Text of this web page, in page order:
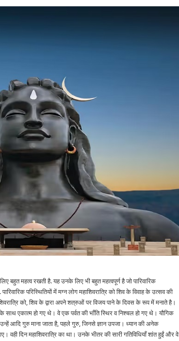
बहुत महत्व रखती है. यह उनके लिए भी बहुत महत्वपूर्ण है जो पारिवारिक
परिस्थितियों में मग्न लोग महाशिवरात्रि को शिव के विवाह के उत्सव की
को, शिव के द्वारा अपने शत्रुओं पर विजय पाने के दिवस के रूप में मनाते है।
एकात्म हो गए थे। वे एक पर्वत की भाँति स्थिर व निश्चल हो गए थे। यौगिक
उन्हें आदि गुरु माना जाता है, पहले गुरु, जिनसे ज्ञान उपजा। ध्यान की अनेक
वही दिन महाशिवरात्रि का था। उनके भीतर की सारी गतिविधियाँ शांत हुईं और वे